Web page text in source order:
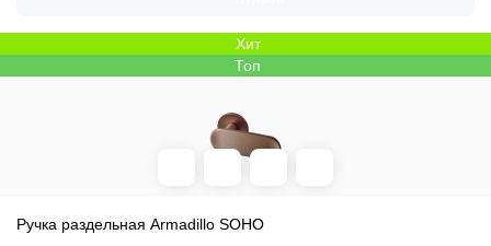
Хит
Топ
Ручка раздельная Armadillo SOHO